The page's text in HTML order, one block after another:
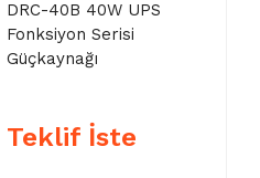
DRC-40B 40W UPS
Fonksiyon Serisi
Güçkaynağı
Teklif İste